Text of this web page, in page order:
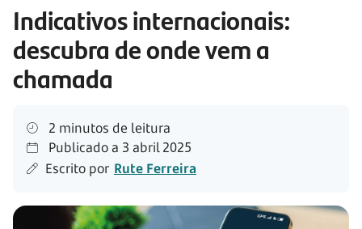
Indicativos internacionais:
descubra de onde vem a
chamada
2 minutos de leitura
Publicado a 3 abril 2025
Escrito por Rute Ferreira